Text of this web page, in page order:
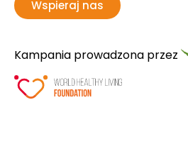
Wspieraj nas
Kampania prowadzona przez